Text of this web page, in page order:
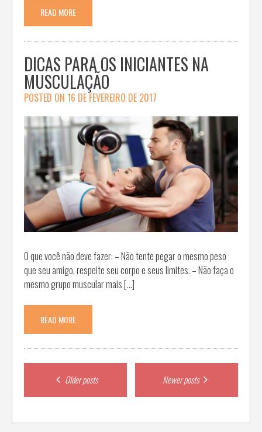
READ MORE
DICAS PARA OS INICIANTES NA
MUSCULAÇÃO
POSTED ON 16 DE FEVEREIRO DE 2017
O que você não deve fazer: – Não tente pegar o mesmo peso
que seu amigo, respeite seu corpo e seus limites. – Não faça o
mesmo grupo muscular mais […]
READ MORE
Posts
navigation
Older posts Newer posts